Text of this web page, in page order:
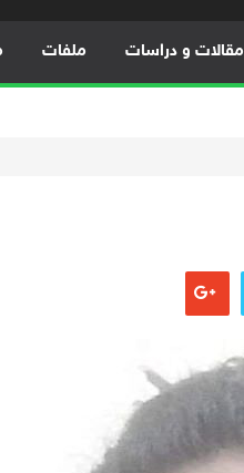
مقالات و دراسات ملفات